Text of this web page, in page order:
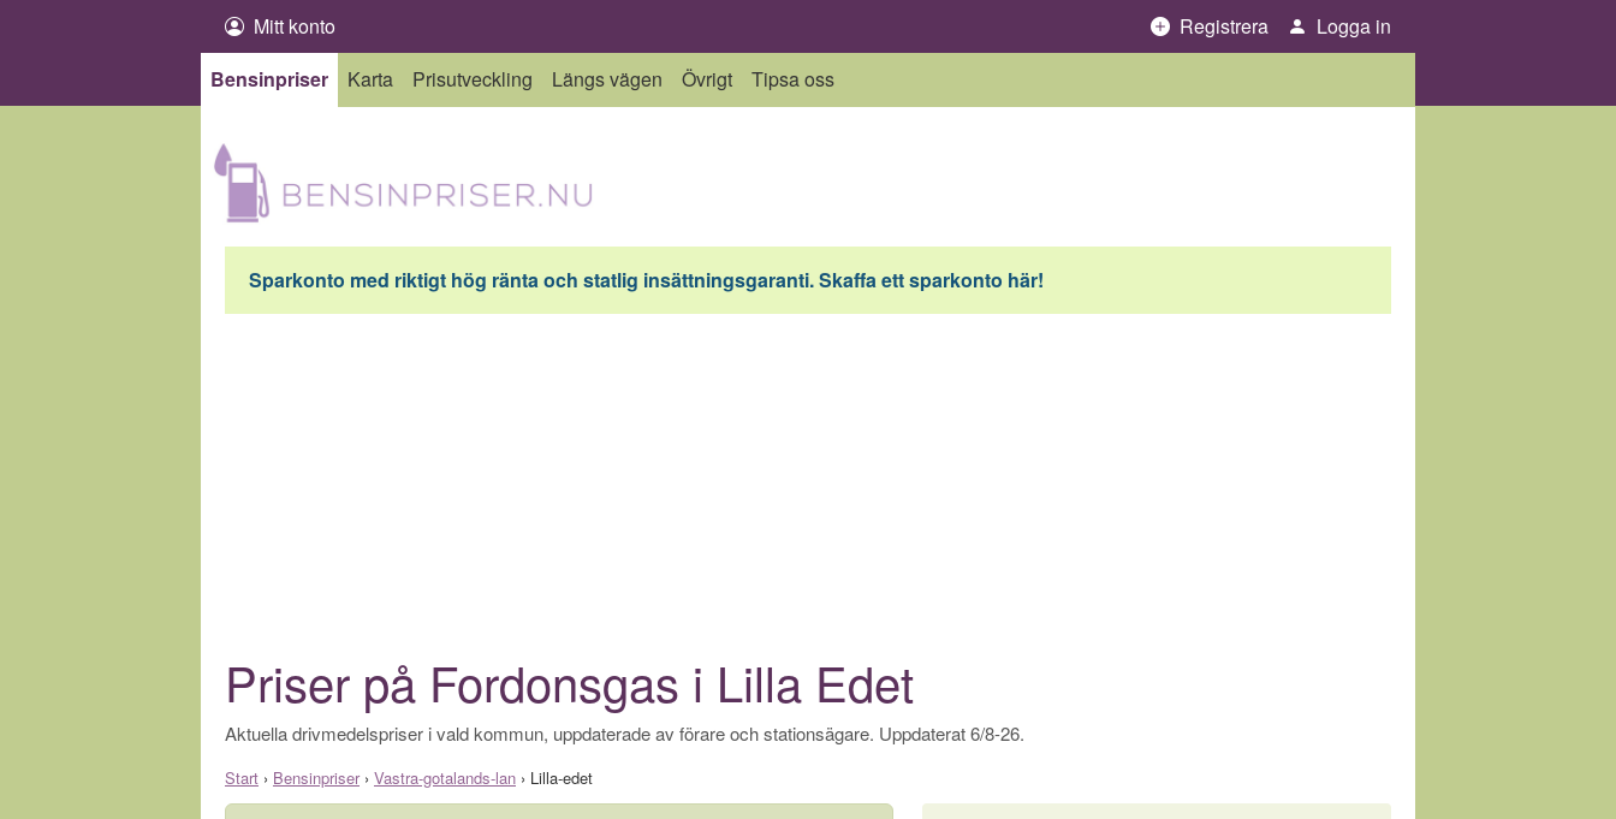
Mitt konto Registrera
Logga in
Bensinpriser
Karta Prisutveckling Längs vägen Övrigt Tipsa oss
Sparkonto med riktigt hög ränta och statlig insättningsgaranti. Skaffa ett sparkonto här!
Priser på Fordonsgas i Lilla Edet
Aktuella drivmedelspriser i vald kommun, uppdaterade av förare och stationsägare. Uppdaterat 6/8-26.
Start › Bensinpriser› Vastra-gotalands-lan › Lilla-edet